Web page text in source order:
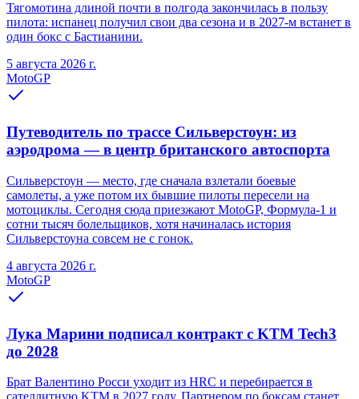
Тягомотина длиной почти в полгода закончилась в пользу
пилота: испанец получил свои два сезона и в 2027-м встанет в
один бокс с Бастианини.
5 августа 2026 г.
MotoGP
Путеводитель по трассе Сильверстоун: из
аэродрома — в центр британского автоспорта
Сильверстоун — место, где сначала взлетали боевые
самолеты, а уже потом их бывшие пилоты пересели на
мотоциклы. Сегодня сюда приезжают MotoGP, Формула-1 и
сотни тысяч болельщиков, хотя начиналась история
Сильверстоуна совсем не с гонок.
4 августа 2026 г.
MotoGP
Лука Марини подписал контракт с KTM Tech3
до 2028
Брат Валентино Росси уходит из HRC и перебирается в